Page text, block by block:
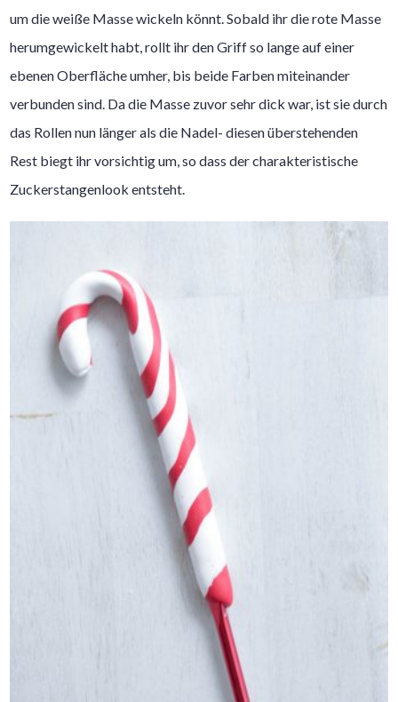
um die weiße Masse wickeln könnt. Sobald ihr die rote Masse
herumgewickelt habt, rollt ihr den Griff so lange auf einer
ebenen Oberfläche umher, bis beide Farben miteinander
verbunden sind. Da die Masse zuvor sehr dick war, ist sie durch
das Rollen nun länger als die Nadel- diesen überstehenden
Rest biegt ihr vorsichtig um, so dass der charakteristische
Zuckerstangenlook entsteht.